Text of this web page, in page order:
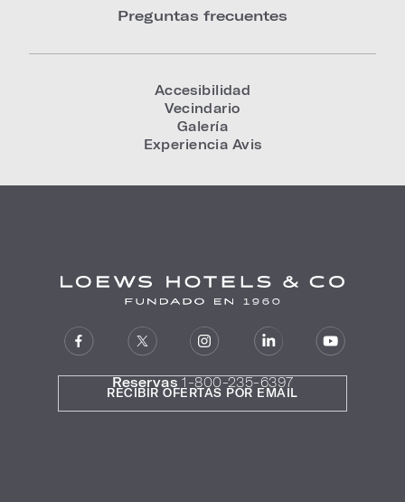
Preguntas frecuentes
Accesibilidad
Vecindario
Galería
Experiencia Avis
Reservas 1-800-235-6397
RECIBIR OFERTAS POR EMAIL